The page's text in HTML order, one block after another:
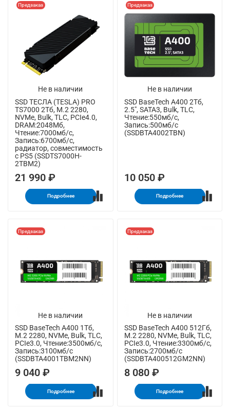
Не в наличии
Предзаказ
SSD ТЕСЛА (TESLA) PRO
TS7000 2Тб, M.2 2280,
NVMe, Bulk, TLC, PCIe4.0,
DRAM:2048Мб,
Чтение:7000мб/с,
Запись:6700мб/с,
радиатор, совместимость
с PS5 (SSDTS7000H-
2TBM2)
21 990 ₽
Подробнее
Не в наличии
Предзаказ
SSD BaseTech A400 2Тб,
2.5", SATA3, Bulk, TLC,
Чтение:550мб/с,
Запись:500мб/с
(SSDBTA4002TBN)
10 050 ₽
Подробнее
Не в наличии
Предзаказ
SSD BaseTech A400 1Тб,
M.2 2280, NVMe, Bulk, TLC,
PCIe3.0, Чтение:3500мб/с,
Запись:3100мб/с
(SSDBTA4001TBM2NN)
9 040 ₽
Подробнее
Не в наличии
Предзаказ
SSD BaseTech A400 512Гб,
M.2 2280, NVMe, Bulk, TLC,
PCIe3.0, Чтение:3300мб/с,
Запись:2700мб/с
(SSDBTA400512GM2NN)
8 080 ₽
Подробнее